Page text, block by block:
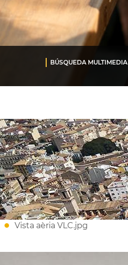
BÚSQUEDA MULTIMEDIA
Vista aèria VLC.jpg